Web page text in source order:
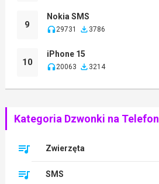
9
Nokia SMS
29731 3786
10
iPhone 15
20063 3214
Kategoria Dzwonki na Telefon
Zwierzęta
SMS